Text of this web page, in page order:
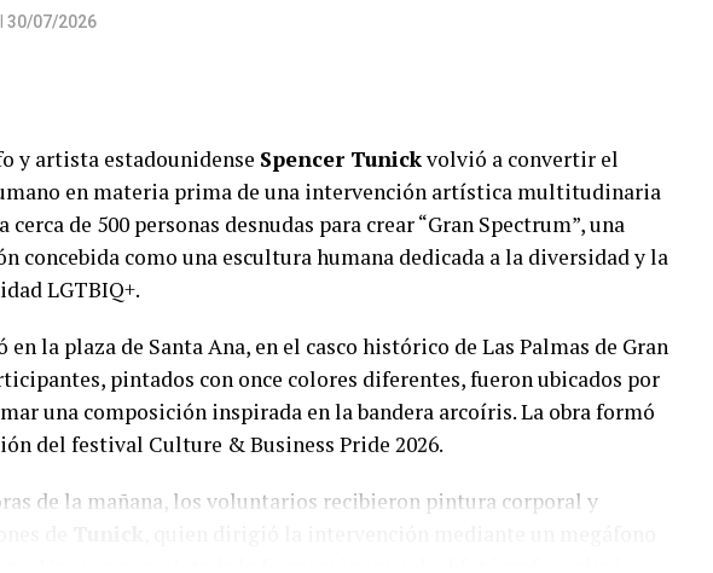
30/07/2026
y artista estadounidense Spencer Tunickvolvió a convertir el
en materia prima de una intervención artística multitudinaria
cerca de 500 personas desnudas para crear “Gran Spectrum”, una
concebida como una escultura humana dedicada a la diversidad y la
LGTBIQ+.
en la plaza de Santa Ana, en el casco histórico de Las Palmas de Gran
pintados con once colores diferentes, fueron ubicados por
una composición inspirada en la bandera arcoíris. La obra formó
del festival Culture & Business Pride 2026.
de la mañana, los voluntarios recibieron pintura corporal y
Una vez completada la formación inicial, el fotógrafo realizó